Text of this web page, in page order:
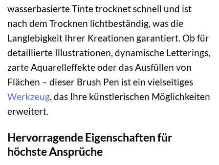
wasserbasierte Tinte trocknet schnell und ist
nach dem Trocknen lichtbeständig, was die
Langlebigkeit Ihrer Kreationen garantiert. Ob für
detaillierte Illustrationen, dynamische Letterings,
zarte Aquarelleffekte oder das Ausfüllen von
Flächen – dieser Brush Pen ist ein vielseitiges
Werkzeug , das Ihre künstlerischen Möglichkeiten
erweitert.
Hervorragende Eigenschaften für
höchste Ansprüche